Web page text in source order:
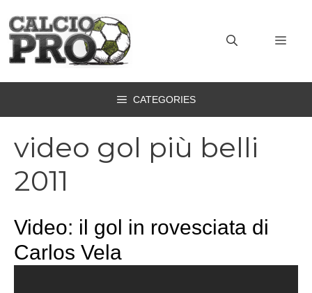
contenuto
CATEGORIES
video gol più belli
2011
Video: il gol in rovesciata di
Carlos Vela